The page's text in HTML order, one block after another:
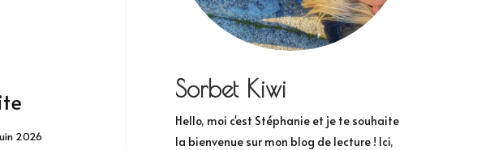
2026
Sorbet Kiwi
Hello, moi c'est Stéphanie et je te souhaite
la bienvenue sur mon blog de lecture ! Ici,